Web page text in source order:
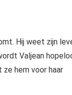
Hij weet zijn
Valjean
hem voor haar